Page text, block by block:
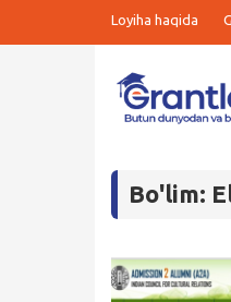
Loyiha haqida
Bo'lim: